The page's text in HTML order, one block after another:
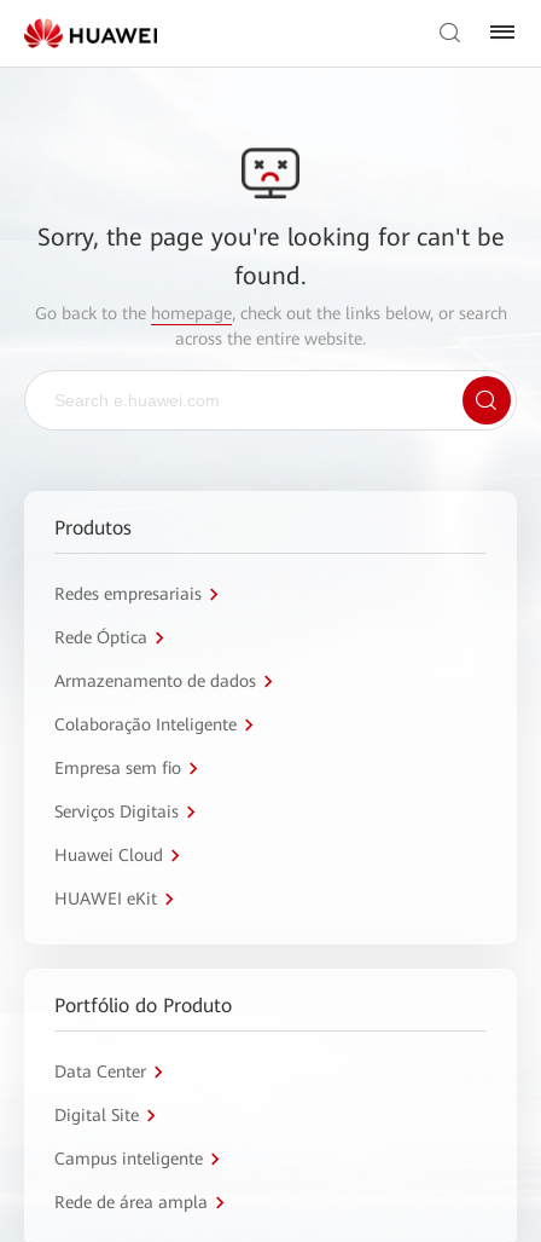
Sorry, the page you're looking for can't be
found.
Go back to the homepage, check out the links below, or search
across the entire website.
Produtos
Redes empresariais
Rede Óptica
Armazenamento de dados
Colaboração Inteligente
Empresa sem fio
Serviços Digitais
Huawei Cloud
HUAWEI eKit
Portfólio do Produto
Data Center
Digital Site
Campus inteligente
Rede de área ampla